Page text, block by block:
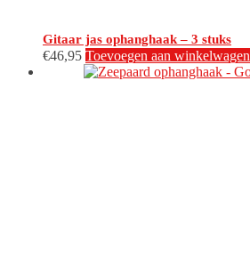
Gitaar jas ophanghaak – 3 stuks
€46,95 Toevoegen aan winkelwagen